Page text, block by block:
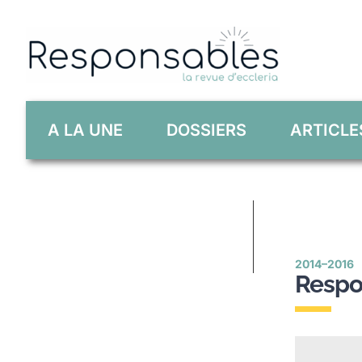
content
A LA UNE DOSSIERS
2014–2016